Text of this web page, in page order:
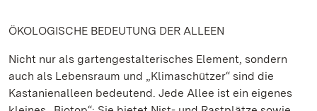
ÖKOLOGISCHE BEDEUTUNG DER ALLEEN
Nicht nur als gartengestalterisches Element, sondern
auch als Lebensraum und „Klimaschützer“ sind die
Kastanienalleen bedeutend. Jede Allee ist ein eigenes